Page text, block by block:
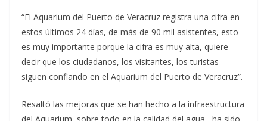
“El Aquarium del Puerto de Veracruz registra una cifra en
estos últimos 24 días, de más de 90 mil asistentes, esto
es muy importante porque la cifra es muy alta, quiere
decir que los ciudadanos, los visitantes, los turistas
siguen confiando en el Aquarium del Puerto de Veracruz”.
Resaltó las mejoras que se han hecho a la infraestructura